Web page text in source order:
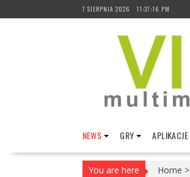
to
7 SIERPNIA 2026 11:37:17 PM
NEWS GRY APLIKACJE
You are here Home >